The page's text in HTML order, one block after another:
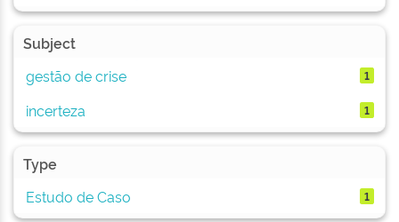
Subject
gestão de crise
1
incerteza 1
Type
Estudo de Caso
1